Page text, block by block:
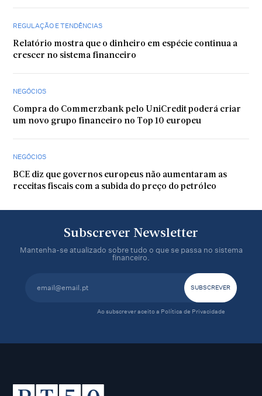
REGULAÇÃO E TENDÊNCIAS
Relatório mostra que o dinheiro em espécie continua a
crescer no sistema financeiro
NEGÓCIOS
Compra do Commerzbank pelo UniCredit poderá criar
um novo grupo financeiro no Top 10 europeu
NEGÓCIOS
BCE diz que governos europeus não aumentaram as
receitas fiscais com a subida do preço do petróleo
Subscrever Newsletter
Mantenha-se atualizado sobre tudo o que se passa no sistema
financeiro.
Ao subscrever aceito a Política de Privacidade